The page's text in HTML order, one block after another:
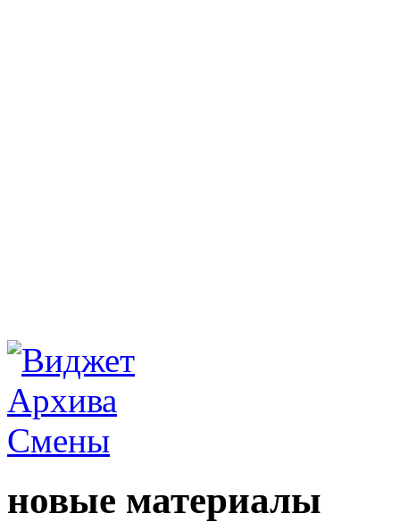
новые материалы